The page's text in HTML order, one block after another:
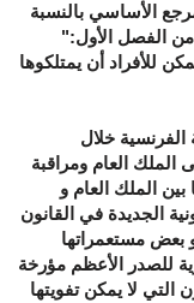
الأساسي بالنسبة
من الفصل الأول:"
للأفراد أن يمتلكوها
خلال
الملك العام ومراقبة
الملك العام و
الجديدة في القانون
بعض مستعمراتها
للصدر الأعظم مؤرخة
المخزن التي لا يمكن تفويتها